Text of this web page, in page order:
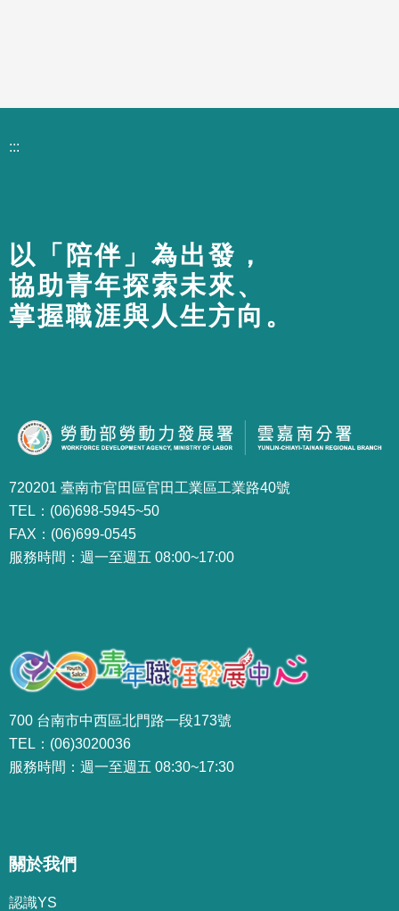
:::
以「陪伴」為出發，
協助青年探索未來、
掌握職涯與人生方向。
720201 臺南市官田區官田工業區工業路40號
TEL：(06)698-5945~50
FAX：(06)699-0545
服務時間：週一至週五 08:00~17:00
700 台南市中西區北門路一段173號
TEL：(06)3020036
服務時間：週一至週五 08:30~17:30
關於我們
認識YS